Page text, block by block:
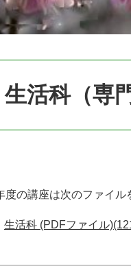
生活科（専
度の講座は次のファイル
生活科 (PDFファイル